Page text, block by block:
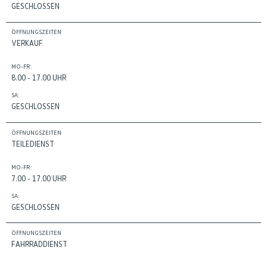
GESCHLOSSEN
ÖFFNUNGSZEITEN
VERKAUF
MO-FR:
8.00 - 17.00 UHR
SA:
GESCHLOSSEN
ÖFFNUNGSZEITEN
TEILEDIENST
MO-FR:
7.00 - 17.00 UHR
SA:
GESCHLOSSEN
ÖFFNUNGSZEITEN
FAHRRADDIENST